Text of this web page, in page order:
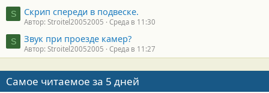
S Скрип спереди в подвеске.
Автор: Stroitel20052005 Среда в 11:30
S Звук при проезде камер?
Автор: Stroitel20052005 Среда в 11:27
Самое читаемое за 5 дней